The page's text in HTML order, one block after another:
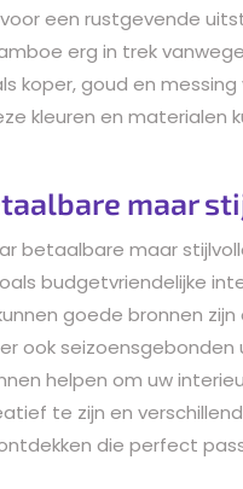
een rustgevende
erg in trek
koper, goud en
kleuren en materialen
maar
betaalbare maar
budgetvriendelijke
goede bronnen
ook
helpen om uw
te zijn en
die perfect